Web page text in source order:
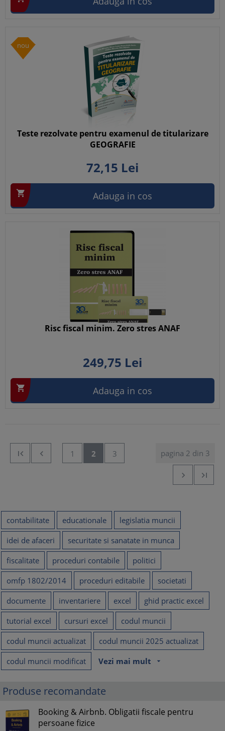
nou
Teste rezolvate pentru examenul de titularizare
GEOGRAFIE
72,15 Lei
 Adauga in cos
Risc fiscal minim. Zero stres ANAF
249,75 Lei
 Adauga in cos
  1 2 3 pagina 2 din 3


contabilitate educationale
legislatia muncii
idei de afaceri
securitate si sanatate in munca
fiscalitate
proceduri contabile
politici
omfp 1802/2014
proceduri editabile
societati
documente
inventariere excel
ghid practic excel
tutorial excel
cursuri excel
codul muncii
codul muncii actualizat
codul muncii 2025 actualizat
codul muncii modificat
Vezi mai mult arrow_drop_down
Produse recomandate
Booking & Airbnb. Obligatii fiscale pentru
persoane fizice